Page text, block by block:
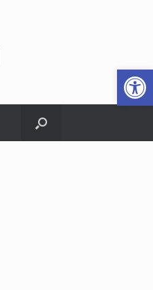
Abrir